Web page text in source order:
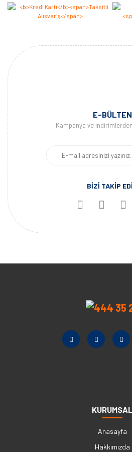
E-BÜLTEN
Kampanya ve
BİZİ TAKİP
KURUMSAL
Anasayfa
Hakkımızda